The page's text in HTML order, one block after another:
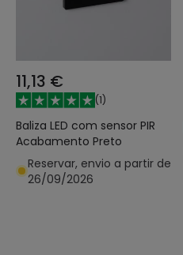
11,13 €
(1)
Baliza LED com sensor PIR
Acabamento Preto
Reservar, envio a partir de
26/09/2026